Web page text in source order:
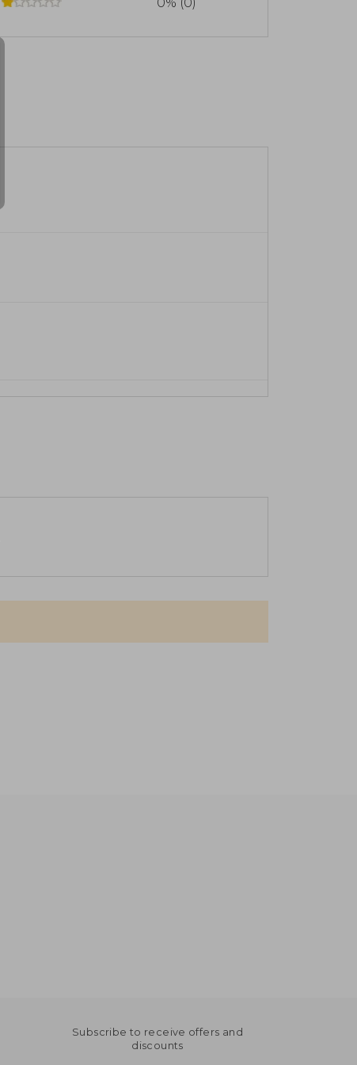
Subscribe to receive offers and
discounts